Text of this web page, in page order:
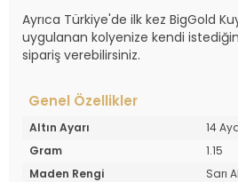
Ayrıca Türkiye'de ilk kez BigGold
uygulanan kolyenize kendi
sipariş verebilirsiniz.
Genel Özellikler
Altın Ayarı
14
Gram
1.15
Maden Rengi
Sarı